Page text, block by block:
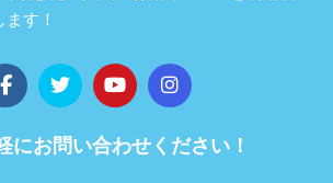
す！
にお問い合わせください！